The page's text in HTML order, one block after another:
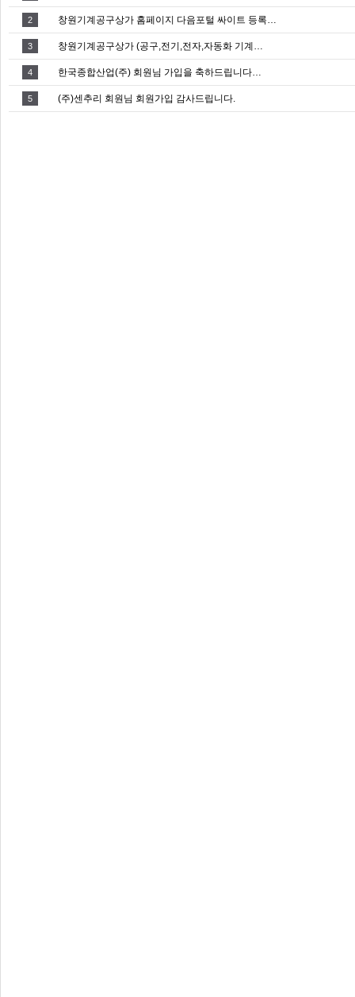
2 창원기계공구상가 홈페이지 다음포털 싸이트 등록…
3 창원기계공구상가 (공구,전기,전자,자동화 기계…
4 한국종합산업(주) 회원님 가입을 축하드립니다…
5 (주)센추리 회원님 회원가입 감사드립니다.